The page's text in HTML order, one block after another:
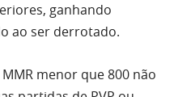
ganhando
ao ser derrotado.
menor que 800 não